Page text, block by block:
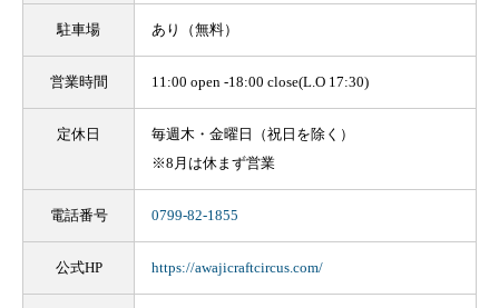
駐車場 あり（無料）
営業時間 11:00 open -18:00 close(L.O 17:30)
定休日
毎週木・金曜日（祝日を除く）
※8月は休まず営業
電話番号 0799-82-1855
公式HP https://awajicraftcircus.com/